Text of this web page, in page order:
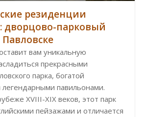
резиденции
дворцово-парковый
вам уникальную
прекрасными
парка, богатой
легендарными павильонами.
XVIII-XIX веков, этот парк
пейзажами и отличается